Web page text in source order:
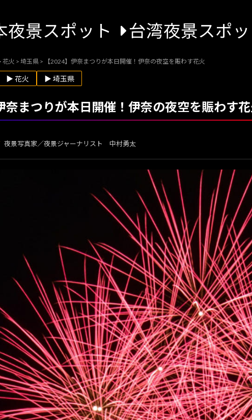
夜景スポット 台湾夜景スポッ
花火 > 埼玉県 > 【2024】伊奈まつりが本日開催！伊奈の夜空を賑わす花火
▶ 花火 ▶ 埼玉県
奈まつりが本日開催！伊奈の夜空を賑わす
夜景写真家／夜景ジャーナリスト 中村勇太